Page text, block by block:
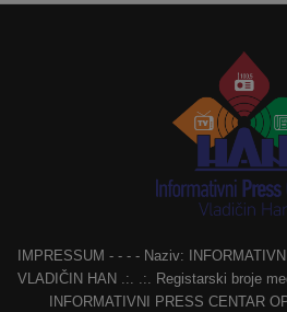
IMPRESSUM - - - - Naziv:
VLADIČIN HAN .:. .:. Registarski broje
INFORMATIVNI PRESS CENTAR